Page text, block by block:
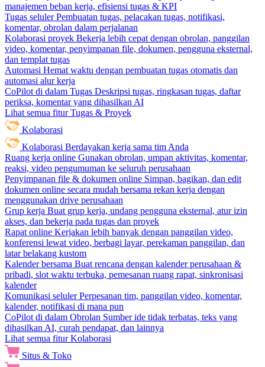
manajemen beban kerja, efisiensi tugas & KPI
Tugas seluler Pembuatan tugas, pelacakan tugas, notifikasi,
komentar, obrolan dalam perjalanan
Kolaborasi proyek Bekerja lebih cepat dengan obrolan, panggilan
video, komentar, penyimpanan file, dokumen, pengguna eksternal,
dan templat tugas
Automasi Hemat waktu dengan pembuatan tugas otomatis dan
automasi alur kerja
CoPilot di dalam Tugas Deskripsi tugas, ringkasan tugas, daftar
periksa, komentar yang dihasilkan AI
Lihat semua fitur Tugas & Proyek
Kolaborasi
Kolaborasi Berdayakan kerja sama tim Anda
Ruang kerja online Gunakan obrolan, umpan aktivitas, komentar,
reaksi, video pengumuman ke seluruh perusahaan
Penyimpanan file & dokumen online Simpan, bagikan, dan edit
dokumen online secara mudah bersama rekan kerja dengan
menggunakan drive perusahaan
Grup kerja Buat grup kerja, undang pengguna eksternal, atur izin
akses, dan bekerja pada tugas dan proyek
Rapat online Kerjakan lebih banyak dengan panggilan video,
konferensi lewat video, berbagi layar, perekaman panggilan, dan
latar belakang kustom
Kalender bersama Buat rencana dengan kalender perusahaan &
pribadi, slot waktu terbuka, pemesanan ruang rapat, sinkronisasi
kalender
Komunikasi seluler Perpesanan tim, panggilan video, komentar,
kalender, notifikasi di mana pun
CoPilot di dalam Obrolan Sumber ide tidak terbatas, teks yang
dihasilkan AI, curah pendapat, dan lainnya
Lihat semua fitur Kolaborasi
Situs & Toko